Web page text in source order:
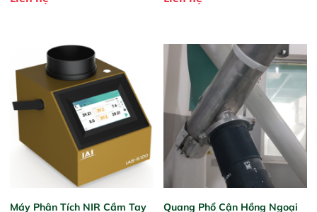
được chứng minh với sự đơn giản
trước đó. Nhưng so với các phiên
bản trước, FPA touch! nhỏ hơn và
nhẹ hơn đáng kể, đồng thời được
nâng cấp với các tính năng mới.
được chứng minh với sự đơn giản
trước đó. Nhưng so với các phiên
bản trước, FPA touch! nhỏ hơn và
nhẹ hơn đáng kể, đồng thời được
nâng cấp với các tính năng mới.
Máy Phân Tích NIR Cầm Tay Quang Phổ Cận Hồng Ngoại